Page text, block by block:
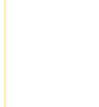
Комплект